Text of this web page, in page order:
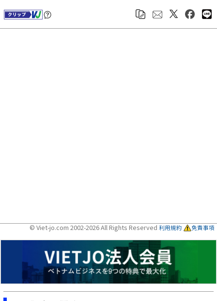
© Viet-jo.com 2002-2026 All Rights Reserved 利用規約 免責事項